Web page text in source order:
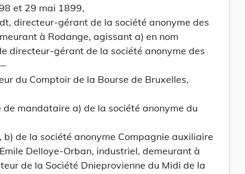
et 29 mai 1899,
directeur-gérant de la société anonyme des
à Rodange, agissant a) en nom
directeur-gérant de la société anonyme des
du Comptoir de la Bourse de Bruxelles,
mandataire a) de la société anonyme du
b) de la société anonyme Compagnie auxiliaire
Delloye-Orban, industriel, demeurant à
de la Société Dnieprovienne du Midi de la